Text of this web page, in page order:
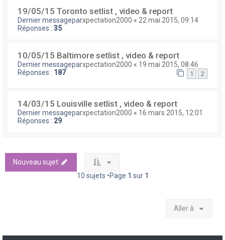
19/05/15 Toronto setlist , video & report
Dernier messageparxpectation2000 « 22 mai 2015, 09:14
Réponses : 35
10/05/15 Baltimore setlist , video & report
Dernier messageparxpectation2000 « 19 mai 2015, 08:46
Réponses : 187 1 2
14/03/15 Louisville setlist , video & report
Dernier messageparxpectation2000 « 16 mars 2015, 12:01
Réponses : 29
Nouveau sujet
10 sujets •Page 1 sur 1
Aller à